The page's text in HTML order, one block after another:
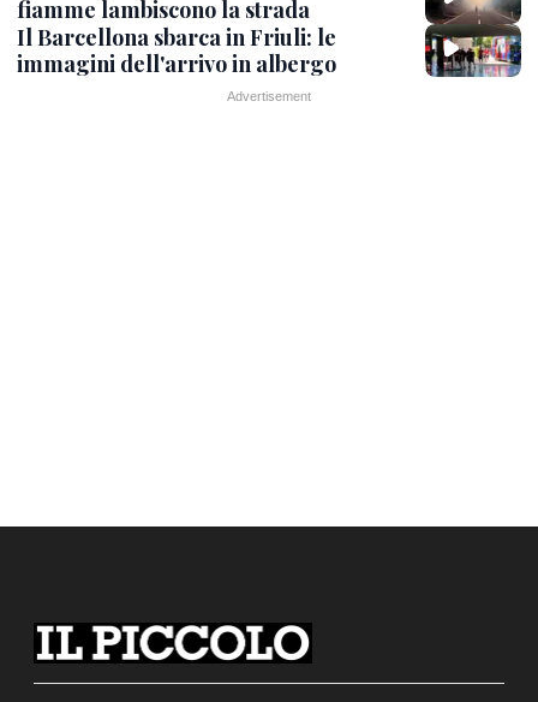
fiamme lambiscono la strada
Il Barcellona sbarca in Friuli: le
immagini dell'arrivo in albergo